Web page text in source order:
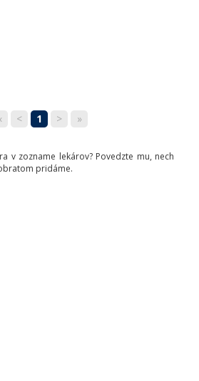
< 1 > »
v zozname lekárov? Povedzte mu, nech
pridáme.